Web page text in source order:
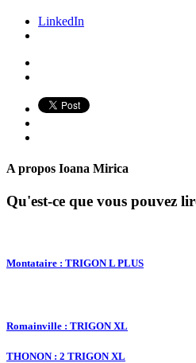
LinkedIn
A propos Ioana Mirica
Qu'est-ce que vous pouvez
Montataire : TRIGON L PLUS
Romainville : TRIGON XL
THONON : 2 TRIGON XL